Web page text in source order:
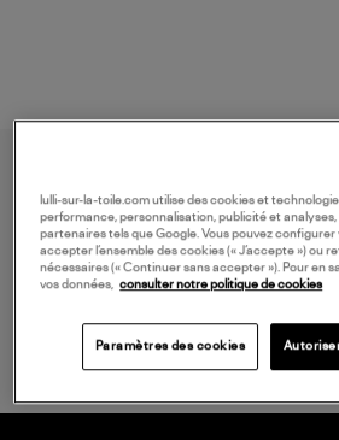
à partir de 150 €
lulli-sur-la-toile.com utilise des cookies et
performance, personnalisation, publicité et
partenaires tels que Google. Vous pouvez configurer
accepter l’ensemble des cookies (« J’accepte ») ou
nécessaires (« Continuer sans accepter »). Pour en
vos données,
consulter notre politique de cookies
Paramètres des cookies